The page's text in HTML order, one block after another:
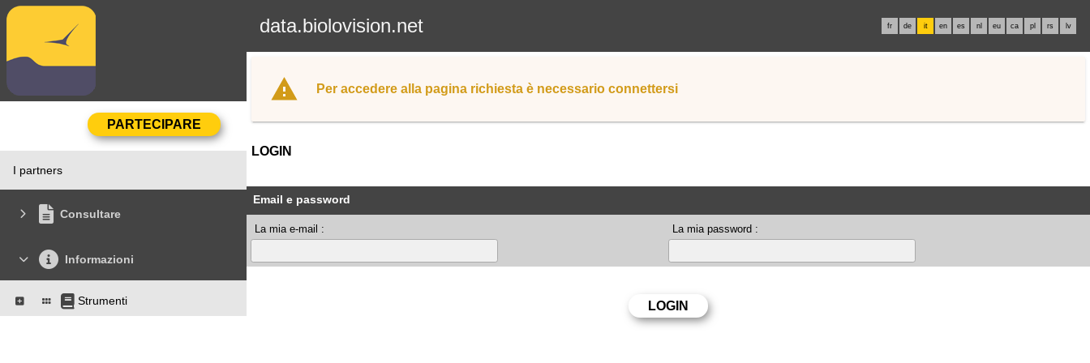
data.biolovision.net fr de it en es nl eu ca pl rs lv
I partners
Consultare
Informazioni
Strumenti
Per accedere alla pagina richiesta è necessario connettersi
LOGIN
Email e password
La mia e-mail : La mia password :